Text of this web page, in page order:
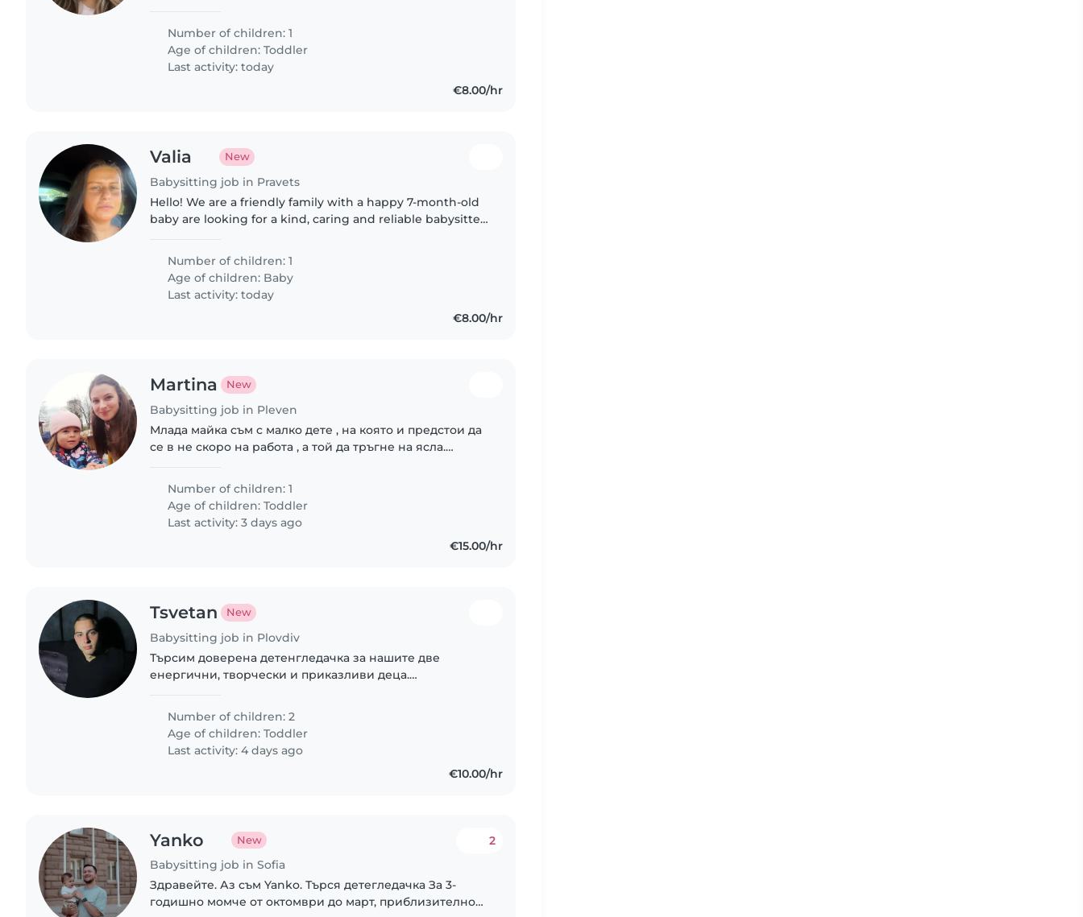
interviewing..
Number of children: 1
Age of children:Toddler
Last activity: today
€8.00/hr
Valia New
Babysitting job in Pravets
Hello! We are a friendly family with a happy 7-month-old
baby are looking for a kind, caring and reliable babysitter
environment...
Number of children: 1
Age of children: Baby
Last activity: today
€8.00/hr
Martina New
Babysitting job in Pleven
Млада майка съм с малко дете , на която и предстои да
се в не скоро на работа , а той да тръгне на ясла.
това че той няма изграден..
Number of children: 1
Age of children:Toddler
Last activity: 3 days ago
€15.00/hr
Tsvetan New
Babysitting job in Plovdiv
Търсим доверена детенгледачка за нашите две
енергични, творчески и приказливи деца.
Number of children: 2
Age of children:Toddler
Last activity: 4 days ago
€10.00/hr
Yanko New
Babysitting job in Sofia
2
Здравейте. Аз съм Yanko. Търся детегледачка За 3-
годишно момче от октомври до март, приблизително